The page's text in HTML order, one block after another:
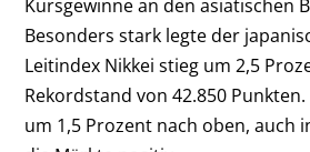
Kursgewinne an den asiatischen
Besonders stark legte der
Leitindex Nikkei stieg um 2,5
Rekordstand von 42.850
um 1,5 Prozent nach oben, auch